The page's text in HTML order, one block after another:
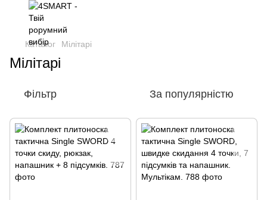
Каталог Мілітарі
Мілітарі
Фільтр За популярністю